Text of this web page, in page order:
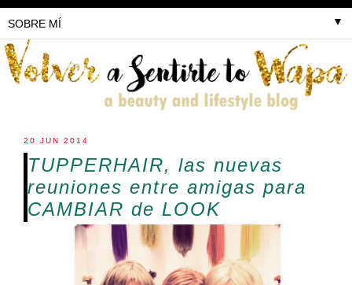
▼
20 JUN 2014
TUPPERHAIR, las nuevas
reuniones entre amigas para
CAMBIAR de LOOK